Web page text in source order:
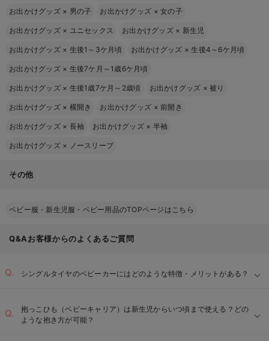
お出かけグッズ × 男の子 お出かけグッズ ×女の子
お出かけグッズ × ユニセックス お出かけグッズ × 新生児
お出かけグッズ × 生後1～3ケ月頃 お出かけグッズ ×生後4～6ケ月頃
お出かけグッズ × 生後7ケ月～1歳6ケ月頃
お出かけグッズ × 生後1歳7ケ月～2歳頃 お出かけグッズ ×被り
お出かけグッズ × 横開き お出かけグッズ ×前開き
お出かけグッズ × 長袖 お出かけグッズ × 半袖
お出かけグッズ × ノースリーブ
その他
ベビー服・新生児服・ベビー用品のTOPページはこちら
Q&Aお客様からのよくあるご質問
シングルタイヤのベビーカーにはどのような特徴・メリットがある？
抱っこひも（ベビーキャリア）は新生児からいつ頃まで使える？どの
ような抱き方が可能？